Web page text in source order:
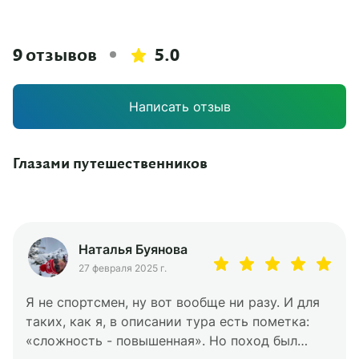
9 отзывов 5.0
Написать отзыв
Глазами путешественников
Наталья Буянова
27 февраля 2025 г.
Я не спортсмен, ну вот вообще ни разу. И для
таких, как я, в описании тура есть пометка:
«сложность - повышенная». Но поход был